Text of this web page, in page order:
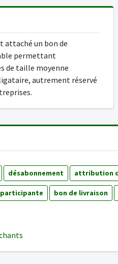
attaché un bon de
permettant
de taille moyenne
autrement réservé
désabonnement attribution
bon de livraison